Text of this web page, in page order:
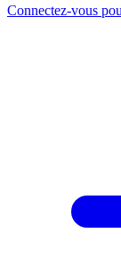
Connectez-vous